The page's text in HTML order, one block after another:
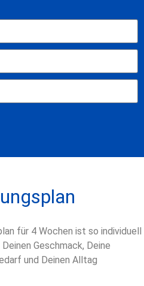
für 4 Wochen ist so individuell
Geschmack, Deine
und Deinen Alltag